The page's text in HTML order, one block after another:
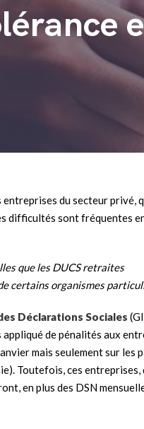
du secteur privé,
difficultés sont fréquentes
que les DUCS retraites
certains organismes
Déclarations Sociales
appliqué de pénalités aux
mais seulement sur les
Toutefois, ces entreprises,
en plus des DSN